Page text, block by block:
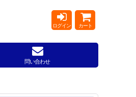
ログイン カート
問い合わせ